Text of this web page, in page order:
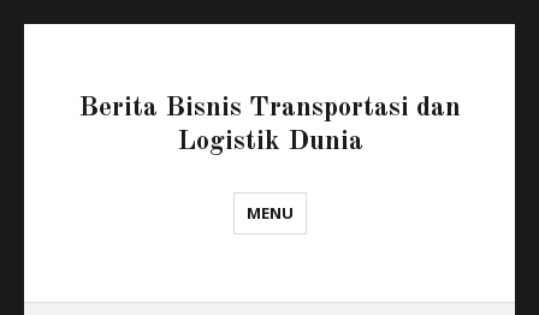
Berita Bisnis Transportasi dan
Logistik Dunia
MENU